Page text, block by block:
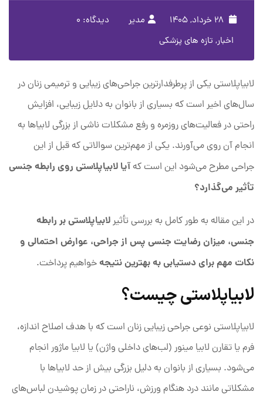
مدیر
دیدگاه: 0
اخبار, تازه های پزشکی
لابیاپلاستی یکی از پرطرفدارترین جراحی‌های زیبایی و ترمیمی زنان در
سال‌های اخیر است که بسیاری از بانوان به دلایل زیبایی، افزایش
راحتی در فعالیت‌های روزمره و رفع مشکلات ناشی از بزرگی لابیاها به
انجام آن روی می‌آورند. یکی از مهم‌ترین سوالاتی که قبل از این
جراحی مطرح می‌شود این است که آیا لابیاپلاستی روی رابطه جنسی
تأثیر می‌گذارد؟
در این مقاله به طور کامل به بررسی تأثیرلابیاپلاستی بر رابطه
جنسی، میزان رضایت جنسی پس از جراحی، عوارض احتمالی و
نکات مهم برای دستیابی به بهترین نتیجهخواهیم پرداخت.
لابیاپلاستی چیست؟
لابیاپلاستی نوعی جراحی زیبایی زنان است که با هدف اصلاح اندازه،
فرم یا تقارن لابیا مینور (لب‌های داخلی واژن) یا لابیا ماژور انجام
می‌شود. بسیاری از بانوان به دلیل بزرگی بیش از حد لابیاها با
مشکلاتی مانند درد هنگام ورزش، ناراحتی در زمان پوشیدن لباس‌های